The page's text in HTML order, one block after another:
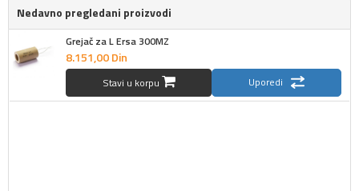
Nedavno pregledani proizvodi
Grejač za L Ersa 300MZ
8.151,00Din
Stavi u korpu Uporedi